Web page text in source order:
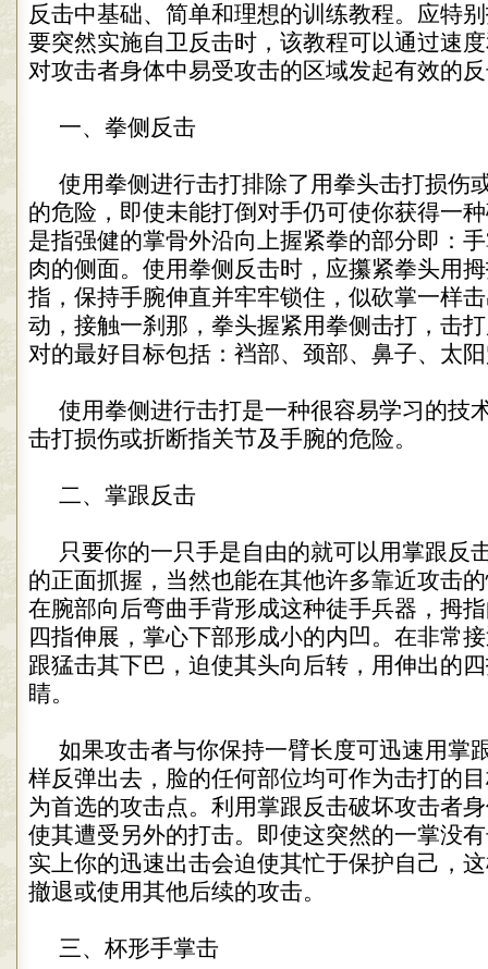
反击中基础、简单和理想的训练教程。应特
要突然实施自卫反击时，该教程可以通过速
对攻击者身体中易受攻击的区域发起有效的
一、拳侧反击
使用拳侧进行击打排除了用拳头击打损伤
的危险，即使未能打倒对手仍可使你获得一
是指强健的掌骨外沿向上握紧拳的部分即：
肉的侧面。使用拳侧反击时，应攥紧拳头用
指，保持手腕伸直并牢牢锁住，似砍掌一样
动，接触一刹那，拳头握紧用拳侧击打，击
对的最好目标包括：裆部、颈部、鼻子、太
使用拳侧进行击打是一种很容易学习的技
击打损伤或折断指关节及手腕的危险。
二、掌跟反击
只要你的一只手是自由的就可以用掌跟反
的正面抓握，当然也能在其他许多靠近攻击
在腕部向后弯曲手背形成这种徒手兵器，拇
四指伸展，掌心下部形成小的内凹。在非常
跟猛击其下巴，迫使其头向后转，用伸出的
睛。
如果攻击者与你保持一臂长度可迅速用掌
样反弹出去，脸的任何部位均可作为击打的
为首选的攻击点。利用掌跟反击破坏攻击者
使其遭受另外的打击。即使这突然的一掌没
实上你的迅速出击会迫使其忙于保护自己，
撤退或使用其他后续的攻击。
三、杯形手掌击